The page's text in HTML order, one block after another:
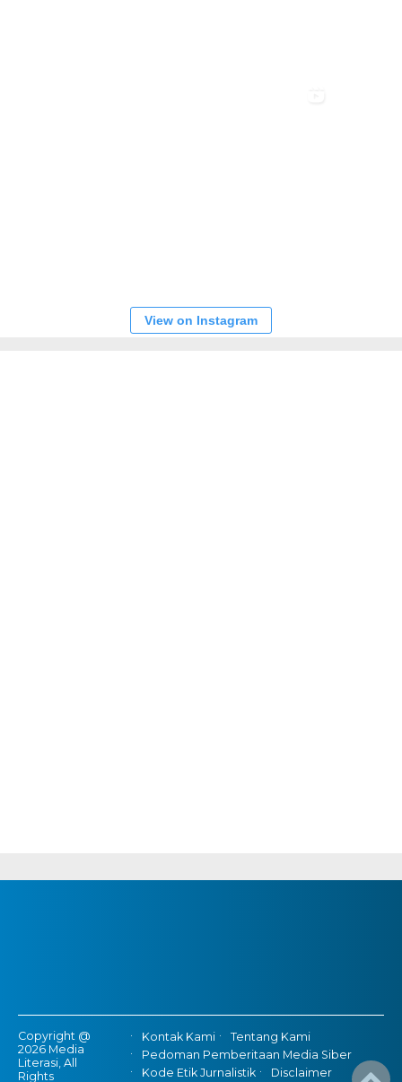
View on Instagram
Copyright @
2026 Media
Literasi, All
Rights
Kontak Kami
Tentang Kami
Pedoman Pemberitaan Media Siber
Kode Etik Jurnalistik
Disclaimer